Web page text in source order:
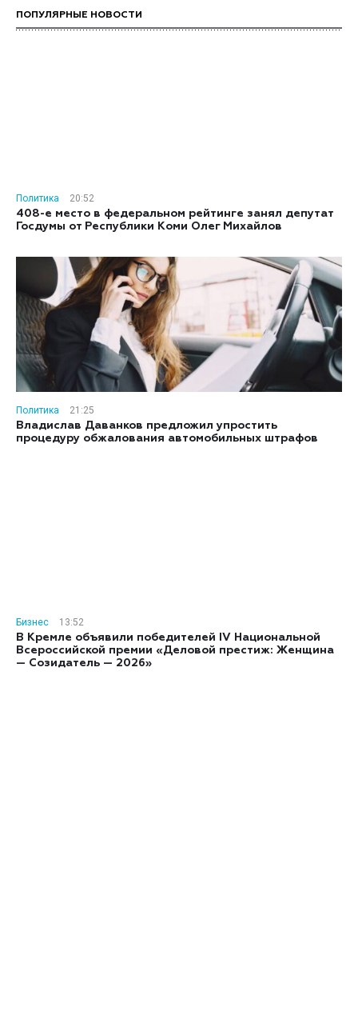
ПОПУЛЯРНЫЕ НОВОСТИ
Политика
20:52
408-е место в федеральном рейтинге занял депутат
Госдумы от Республики Коми Олег Михайлов
Политика
21:25
Владислав Даванков предложил упростить
процедуру обжалования автомобильных штрафов
Бизнес
13:52
В Кремле объявили победителей IV Национальной
Всероссийской премии «Деловой престиж: Женщина
— Созидатель — 2026»